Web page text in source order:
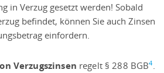
in Verzug gesetzt werden! Sobald
befindet, können Sie auch Zinsen
einfordern.
Verzugszinsen regelt § 288 BGB4.